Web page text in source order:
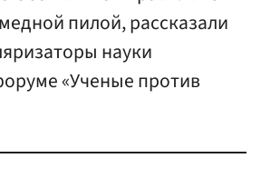
пилой, рассказали
науки
«Ученые против